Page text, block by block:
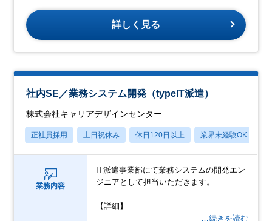
詳しく見る
社内SE／業務システム開発（typeIT派遣）
株式会社キャリアデザインセンター
正社員採用 土日祝休み 休日120日以上 業界未経験OK
業務内容
IT派遣事業部にて業務システムの開発エン
ジニアとして担当いただきます。
【詳細】
…続きを読む